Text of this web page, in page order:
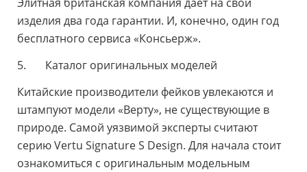
изделия два года гарантии. И, конечно, один год
бесплатного сервиса «Консьерж».
5. Каталог оригинальных моделей
Китайские производители фейков увлекаются и
штампуют модели «Верту», не существующие в
природе. Самой уязвимой эксперты считают
серию Vertu Signature S Design. Для начала стоит
ознакомиться с оригинальным модельным